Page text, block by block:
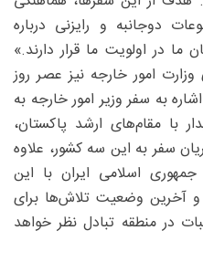
دوجانبه و رایزنی درباره
در اولویت ما قرار دارند.»
امور خارجه نیز عصر روز
به سفر وزیر امور خارجه به
با مقام‌های ارشد پاکستان،
سفر به این سه کشور، علاوه
جمهوری اسلامی ایران با این
و آخرین وضعیت تلاش‌ها برای
در منطقه تبادل نظر خواهد